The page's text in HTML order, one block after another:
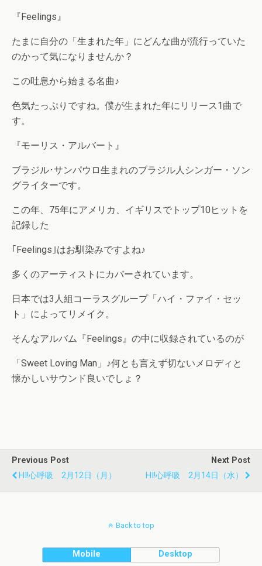
『Feelings』
たまに自分の「生まれた年」にどんな曲が流行っていた
のかって気になりませんか？
この吐息から始まる名曲♪
色気たっぷりですね。僕が生まれた年にリリース1曲で
す。
『モーリス・アルバート』
ブラジル･サンパウロ生まれのブラジル人シンガー・ソン
グライターです。
この年、75年にアメリカ、イギリスでトップ10ヒットを
記録した
｢Feelings｣はお馴染みですよね♪
多くのアーティストにカバーされています。
日本では3人組コーラスグループ「ハイ・ファイ・セッ
ト」によってリメイク。
そんなアルバム『Feelings』の中に収録されているのが
「Sweet Loving Man」♪何とも言えず切ないメロディと
懐かしいサウンド良いでしょ？
Previous Post
HI!心呼吸 2月12日（月）
Next Post
HI!心呼吸 2月14日（水）
Back to top
Mobile Desktop